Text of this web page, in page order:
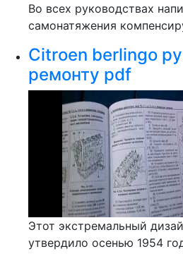
Во всех руководствах
самонатяжения
Citroen berlingo
ремонту pdf
Этот экстремальный
утвердило осенью 1954